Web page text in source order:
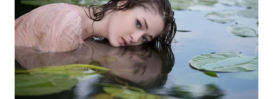
WN
TAPANULI
TENGAH
WN DELI
SERDANG